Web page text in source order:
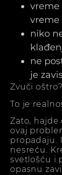
vreme
vreme
niko
ne
je
Zvuči oštro?
To je
Zato, hajde
ovaj
propadaju.
nesreću.
svetlošću i
opasnu